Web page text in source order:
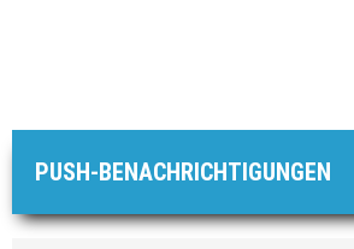
PUSH-BENACHRICHTIGUNGEN